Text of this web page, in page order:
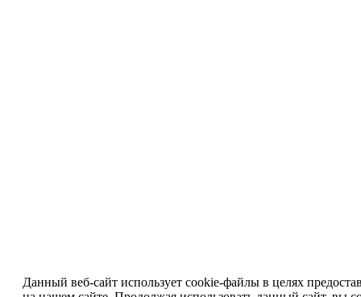
Данный веб-сайт использует cookie-файлы в целях